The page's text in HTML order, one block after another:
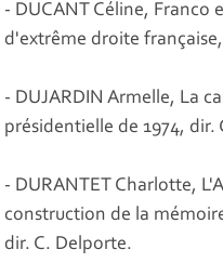
- DUCANT Céline, Franco
d'extrême droite
- DUJARDIN Armelle, La
présidentielle de 1974, dir.
- DURANTET Charlotte,
construction de la
dir. C. Delporte.